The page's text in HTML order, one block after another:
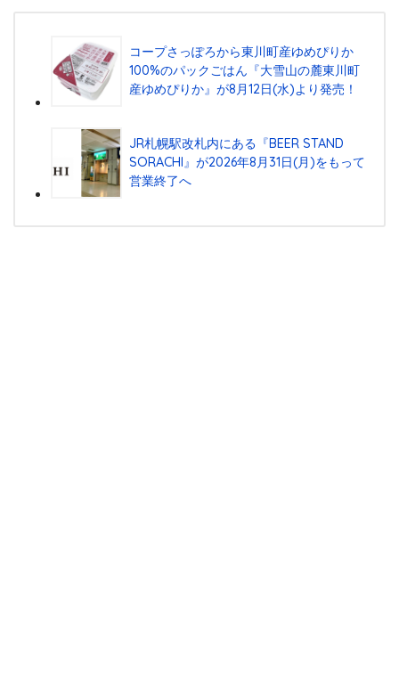
コープさっぽろから東川町産ゆめぴりか
100%のパックごはん『⼤雪⼭の麓東川町
産ゆめぴりか』が8⽉12⽇(⽔)より発売！
JR札幌駅改札内にある『BEER STAND
SORACHI』が2026年8月31日(月)をもって
営業終了へ